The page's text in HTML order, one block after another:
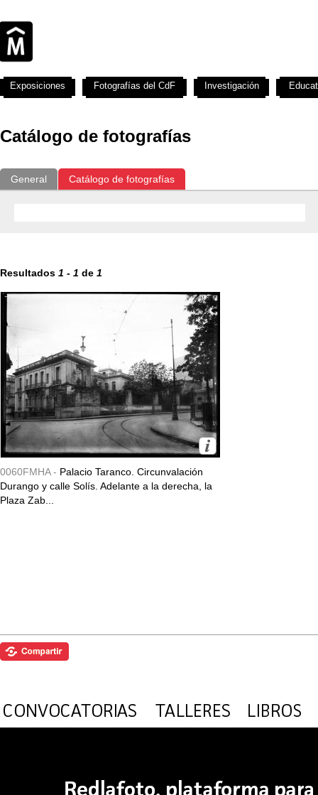
Catálogo de fotografías
General Catálogo de fotografías
Resultados 1 - 1 de 1
0060FMHA - Palacio Taranco. Circunvalación
Durango y calle Solís. Adelante a la derecha, la
Plaza Zab...
Exposiciones Fotografías del CdF Investigación